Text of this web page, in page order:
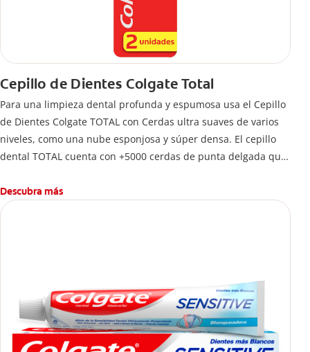
Cepillo de Dientes Colgate Total
Para una limpieza dental profunda y espumosa usa el Cepillo
de Dientes Colgate TOTAL con Cerdas ultra suaves de varios
niveles, como una nube esponjosa y súper densa. El cepillo
dental TOTAL cuenta con +5000 cerdas de punta delgada que
un cepillo normal.
Descubra más